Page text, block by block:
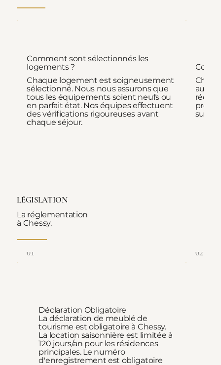
Comment sont sélectionnés les
logements ?
Chaque logement est soigneusement
sélectionné. Nous nous assurons que
tous les équipements soient neufs ou
en parfait état. Nos équipes effectuent
des vérifications rigoureuses avant
chaque séjour.
aux
LÉGISLATION
La réglementation
à Chessy.
Déclaration Obligatoire
La déclaration de meublé de
tourisme est obligatoire à Chessy.
La location saisonnière est limitée à
120 jours/an pour les résidences
principales. Le numéro
d'enregistrement est obligatoire
01 02